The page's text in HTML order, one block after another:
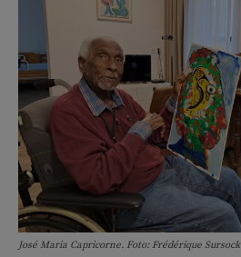
José Maria Capricorne. Foto: Frédérique Sursock